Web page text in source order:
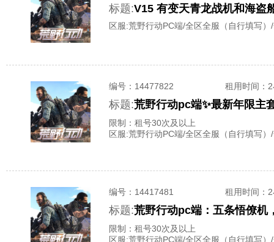
标题:V15 有变天青龙战机和海盗
区服:荒野行动PC端/全区全服（自行填写
编号： 14477822 租用时间 ：
标题:荒野行动pc端✨最新年限
限制：租号30次及以上
区服:荒野行动PC端/全区全服（自行填写
编号： 14417481 租用时间 ：
标题:荒野行动pc端：五条悟僚机
限制：租号30次及以上
区服:荒野行动PC端/全区全服（自行填写